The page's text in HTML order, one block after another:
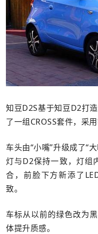
知豆D2S基于知豆D2打
了一组CROSS套件，采
车头由“小嘴”升级成了“
灯与D2保持一致，灯组
合，前脸下方新添了
致。
车标从以前的绿色改为
体提升质感。